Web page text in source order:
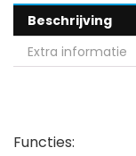
Beschrijving
Extra informatie
Functies: